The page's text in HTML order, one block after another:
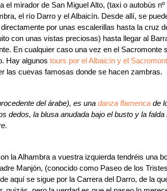
el mirador de San Miguel Alto, (taxi o autobús
el río Darro y el Albaicín. Desde allí, se
por unas escalerillas hasta la cruz
con unas vistas preciosas) hasta llegar al
En cualquier caso una vez en el Sacromonte
Hay algunos tours por el Albaicín y el
las cuevas famosas donde se hacen zambras.
del árabe), es una danza flamenca de
dedos, la blusa anudada bajo el busto y la
la Alhambra a vuestra izquierda tendréis una
Manjón, (conocido como Paseo de los
aquí se sigue por la Carrera del Darro, de la